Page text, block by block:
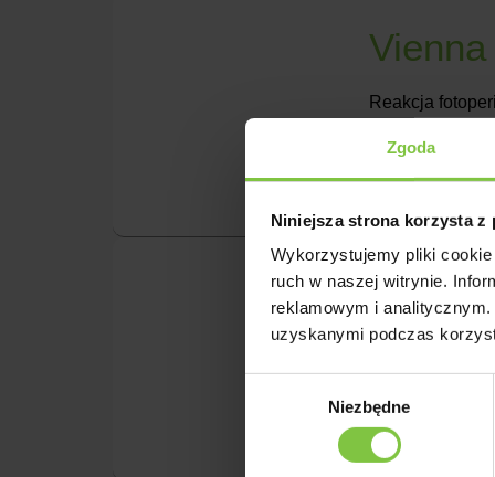
Zgoda
Niniejsza strona korzysta z
Wykorzystujemy pliki
ruch w naszej witrynie.
reklamowym i
uzyskanymi podczas
Niezbędne
Reakcja
Reakcja
odmiana